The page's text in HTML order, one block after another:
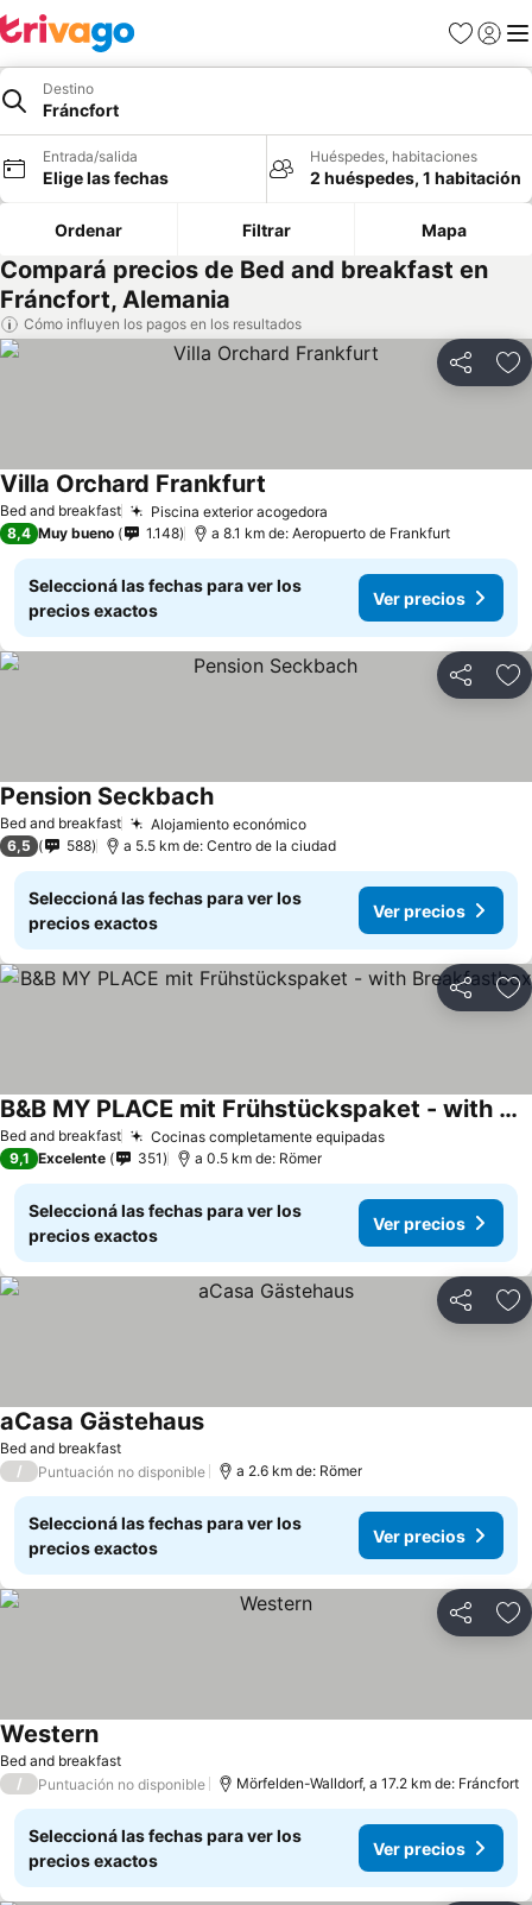
Favoritos
Iniciar
Destino
Fráncfort
Entrada/salida
Elige las fechas
Huéspedes, habitaciones
2 huéspedes, 1 habitación
Ordenar Filtrar Mapa
Compará precios de Bed and breakfast en
Fráncfort, Alemania
Cómo influyen los pagos en los resultados
Compartir
Bed and breakfast Piscina exterior acogedora
Villa Orchard Frankfurt
8,4 Muy bueno 1.148 a 8.1 km de: Aeropuerto de Frankfurt
Seleccioná las fechas para ver los
precios exactos
Ver precios
Compartir
Bed and breakfast Alojamiento económicoVer precios
Pension SeckbachVer precios
6,5 588 a 5.5 km de: Centro de la ciudad
Seleccioná las fechas para ver los
precios exactos
Ver precios
Compartir
Bed and breakfast Cocinas completamente equipadasVer precios
B&B MY PLACE mit Frühstückspaket - with Breakfastbox
Ver precios
9,1 Excelente 351 a 0.5 km de: Römer
Seleccioná las fechas para ver los
precios exactos
Ver precios
Compartir
Bed and breakfast
aCasa GästehausVer precios
/ Puntuación no disponible a 2.6 km de: Römer
Seleccioná las fechas para ver los
precios exactos
Ver precios
Compartir
Bed and breakfast
WesternVer precios
/ Puntuación no disponible Mörfelden-Walldorf, a 17.2 km de: Fráncfort
Seleccioná las fechas para ver los
precios exactos
Ver precios